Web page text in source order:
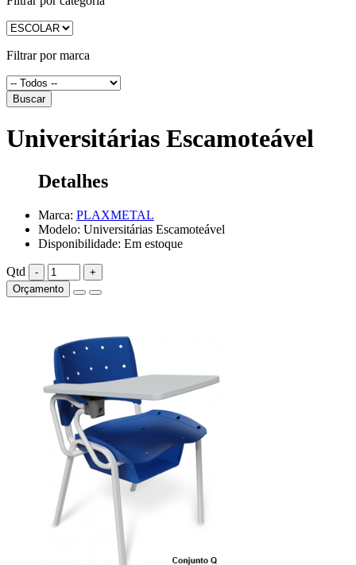
Filtrar por marca
Buscar
Universitárias Escamoteável
Detalhes
Marca: PLAXMETAL
Modelo: Universitárias Escamoteável
Disponibilidade: Em estoque
Qtd -
+
Orçamento